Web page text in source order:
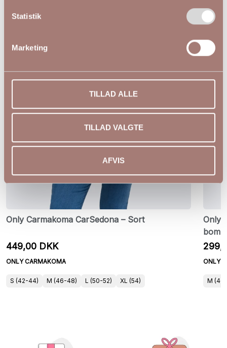
Statistik
Marketing
TILLAD ALLE
TILLAD VALGTE
AFVIS
Only Carmakoma CarSedona – Sort
449,00 DKK
ONLY CARMAKOMA
S (42-44) M (46-48) L (50-52) XL (54)
Only
ONLY
M